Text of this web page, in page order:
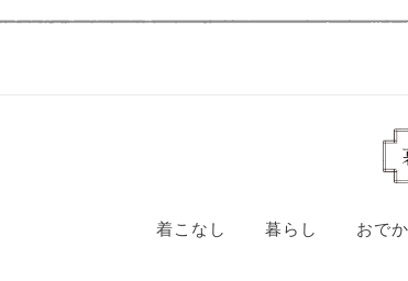
着こなし 暮らし おで